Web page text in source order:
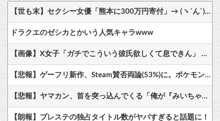
【世も末】セクシー女優「熊本に300万円寄付」→ (ヽ´ん`)「汚い金でもありがとう」
ドラクエのゼシカとかいう人気キャラwww
【画像】X女子「ガチでこういう彼氏欲しくて息できん」 2000万バズ
【悲報】ゲーフリ新作、Steam賛否両論(53%)に。ポケモンで磨いた技術力…
【悲報】ヤマカン、首を突っ込んでくる「俺が『みいちゃんと山田さん』のアニメ監督やりますよ？」
【朗報】プレステの独占タイトル数がヤバすぎると話題に！